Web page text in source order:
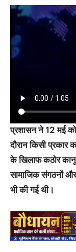
प्रशासन ने 12 मई को
दौरान किसी प्रकार
के खिलाफ कठोर
सामाजिक संगठनों
भी की गई थी।